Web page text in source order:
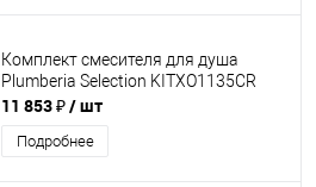
Комплект смесителя для душа
Plumberia Selection KITXO1135CR
11 853 ₽/ шт
Подробнее